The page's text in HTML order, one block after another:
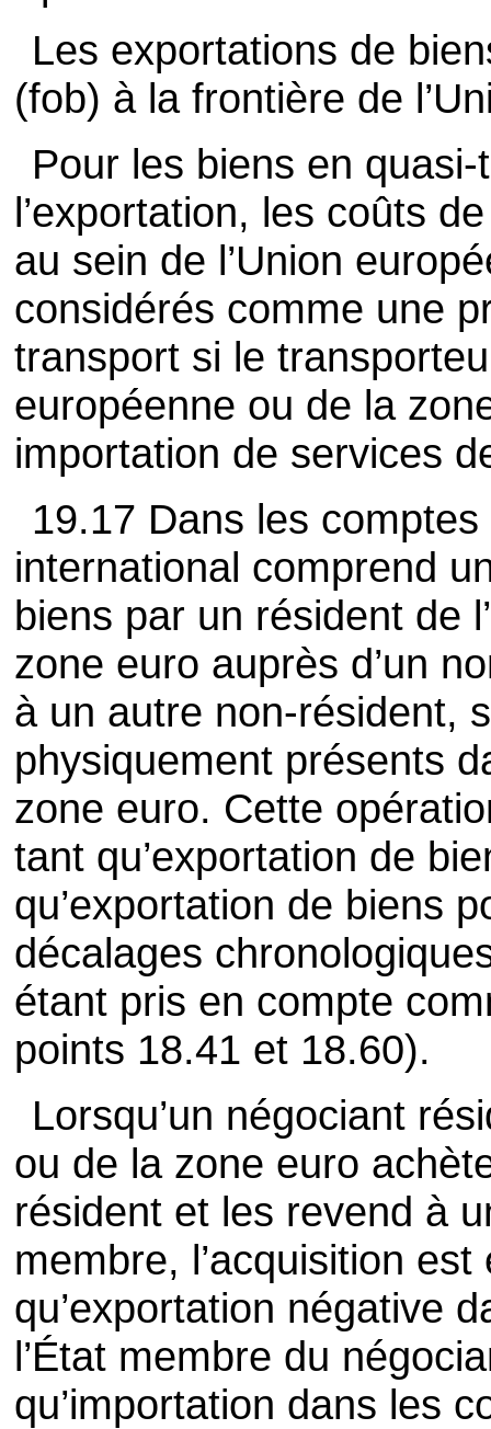
Les exportations de
(fob) à la frontière de
Pour les biens en
l’exportation, les coûts
au sein de l’Union
considérés comme une
transport si le
européenne ou de la
importation de services
19.17 Dans les
international comprend
biens par un résident de
zone euro auprès d’un
à un autre non-résident,
physiquement présents
zone euro. Cette
tant qu’exportation de
qu’exportation de biens
décalages
étant pris en compte
points 18.41 et 18.60).
Lorsqu’un négociant
ou de la zone euro
résident et les revend à
membre, l’acquisition
qu’exportation négative
l’État membre du
qu’importation dans les